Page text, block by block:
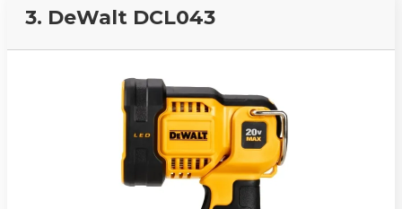
3. DeWalt DCL043